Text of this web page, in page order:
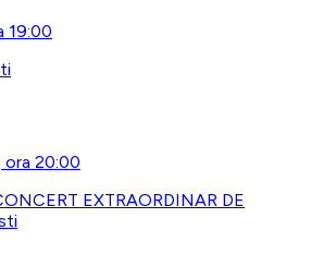
19:00
ora 20:00
EXTRAORDINAR DE